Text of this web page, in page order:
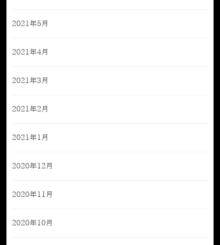
2021年5月
2021年4月
2021年3月
2021年2月
2021年1月
2020年12月
2020年11月
2020年10月